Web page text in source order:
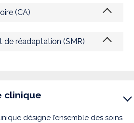
(CA)
de réadaptation (SMR)
clinique
désigne l’ensemble des soins